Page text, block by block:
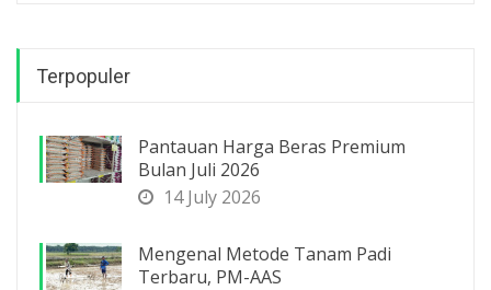
Terpopuler
Pantauan Harga Beras Premium
Bulan Juli 2026
14 July 2026
Mengenal Metode Tanam Padi
Terbaru, PM-AAS